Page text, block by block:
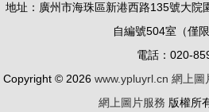
下載
地址：廣州市海珠區新港西路135號大院
自編號504室（僅限
電話：020-
Copyright © 2026 www.ypluyrl.cn 網上圖
網上圖片服務 版權所